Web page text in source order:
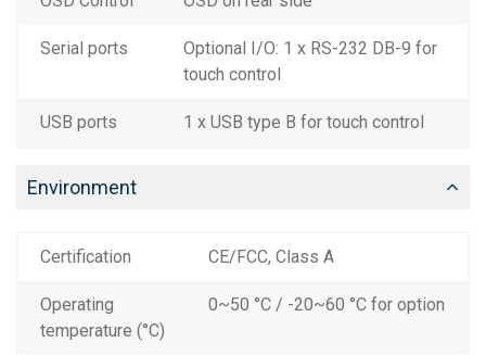
Serial ports
Optional I/O: 1 x RS-232 DB-9 for
touch control
USB ports 1 x USB type B for touch control
Environment
Certification CE/FCC, Class A
Operating
temperature (°C)
0~50 °C / -20~60 °C for option